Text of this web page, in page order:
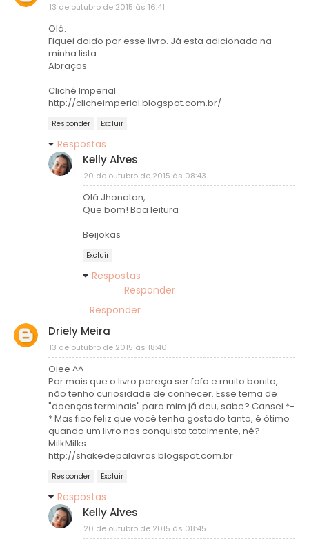
13 de outubro de 2015 às 16:41
Olá.
Fiquei doido por esse livro. Já esta adicionado na
minha lista.
Abraços
Cliché Imperial
http://clicheimperial.blogspot.com.br/
Responder Excluir
Respostas
Kelly Alves
20 de outubro de 2015 às 08:43
Olá Jhonatan,
Que bom! Boa leitura
Beijokas
Excluir
Respostas
Responder
Responder
Driely Meira
13 de outubro de 2015 às 18:40
Oiee ^^
Por mais que o livro pareça ser fofo e muito bonito,
não tenho curiosidade de conhecer. Esse tema de
"doenças terminais" para mim já deu, sabe? Cansei *-
* Mas fico feliz que você tenha gostado tanto, é ótimo
quando um livro nos conquista totalmente, né?
MilkMilks
http://shakedepalavras.blogspot.com.br
Responder Excluir
Respostas
Kelly Alves
20 de outubro de 2015 às 08:45